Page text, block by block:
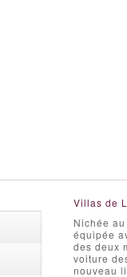
Villas de
Nichée
équipée
des deux
voiture
nouveau